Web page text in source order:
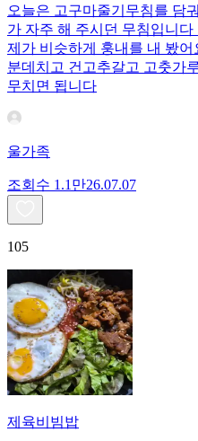
오늘은 고구마줄기무침를 담
가 자주 해 주시던 무침입니
제가 비슷하게 훙내를 내 봤
분데치고 건고추갈고 고춧가
무치면 됩니다
울가족
조회수 1.1만26.07.07
105
제육비빔밥